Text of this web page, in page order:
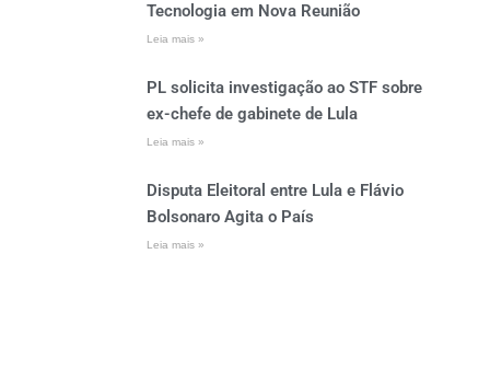
Tecnologia em Nova Reunião
Leia mais »
PL solicita investigação ao STF sobre
ex-chefe de gabinete de Lula
Leia mais »
Disputa Eleitoral entre Lula e Flávio
Bolsonaro Agita o País
Leia mais »